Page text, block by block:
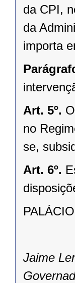
da CPI,
da
importa
Art. 5º.
no
se,
Art. 6º.
Jaime